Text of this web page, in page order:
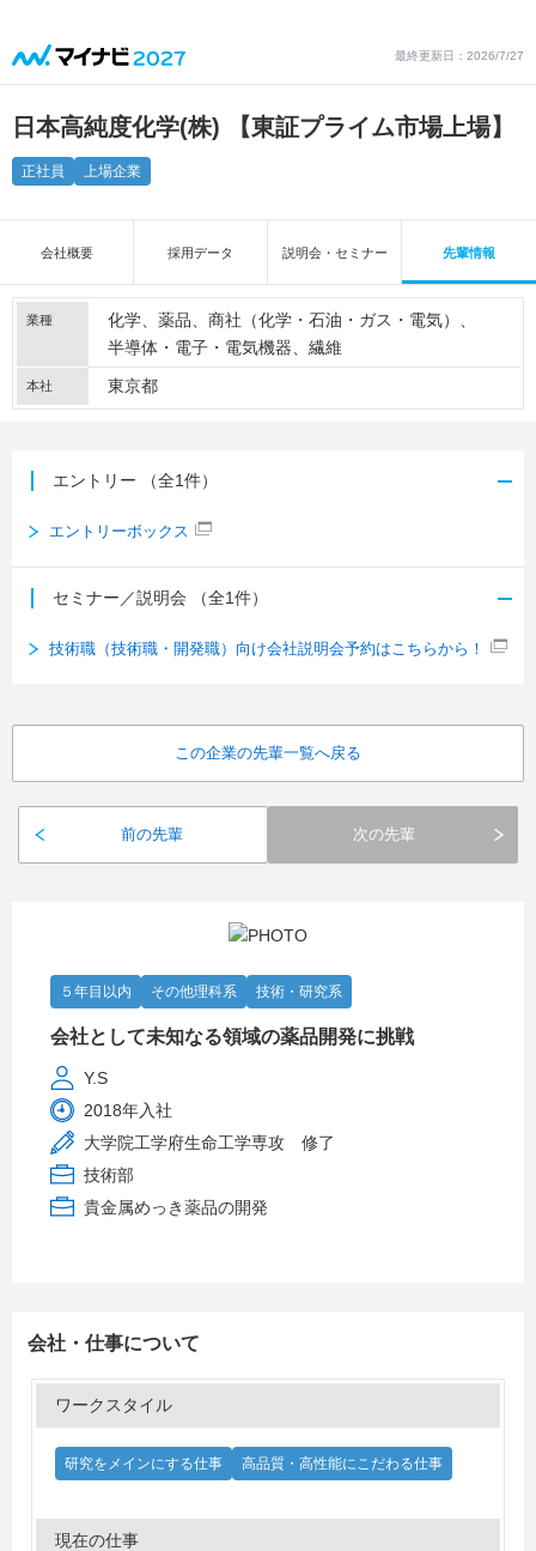
最終更新日：2026/7/27
日本高純度化学(株) 【東証プライム市場上場】
正社員 上場企業
会社概要 採用データ 説明会・セミナー 先輩情報
業種 化学 薬品
商社（化学・石油・ガス・電気）
半導体・電子・電気機器
繊維
本社 東京都
エントリー （全1件）
エントリーボックス
セミナー／説明会 （全1件）
技術職（技術職・開発職）向け会社説明会予約はこちらから！
前の先輩
この企業の先輩一覧へ戻る
次の先輩
５年目以内 その他理科系 技術・研究系
会社として未知なる領域の薬品開発に挑戦
Y.S
2018年入社
大学院工学府生命工学専攻 修了
技術部
貴金属めっき薬品の開発
会社・仕事について
ワークスタイル
研究をメインにする仕事 高品質・高性能にこだわる仕事
現在の仕事